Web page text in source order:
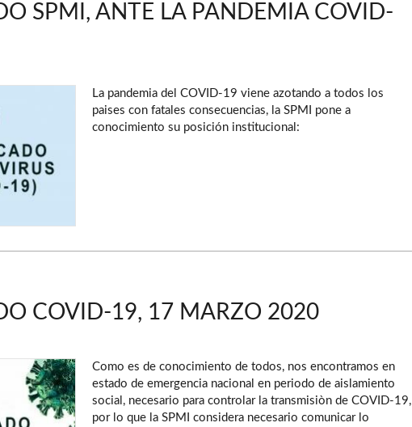
SPMI, ANTE LA PANDEMIA COVID-
La pandemia del COVID-19 viene azotando a todos los
paises con fatales consecuencias, la SPMI pone a
conocimiento su posición institucional:
COVID-19, 17 MARZO 2020
Como es de conocimiento de todos, nos encontramos en
estado de emergencia nacional en periodo de aislamiento
social, necesario para controlar la transmisiòn de COVID-19,
por lo que la SPMI considera necesario comunicar lo